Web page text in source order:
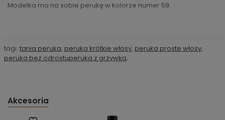
Modelka ma na sobie perukę w kolorze numer 59.
tagi: tania peruka, peruka krótkie włosy, peruka proste włosy,
peruka bez odrostuperuka z grzywką,
Akcesoria